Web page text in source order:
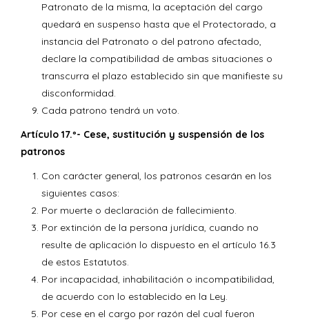
Patronato de la misma, la aceptación del cargo
quedará en suspenso hasta que el Protectorado, a
instancia del Patronato o del patrono afectado,
declare la compatibilidad de ambas situaciones o
transcurra el plazo establecido sin que manifieste su
disconformidad.
Cada patrono tendrá un voto.
Artículo 17.º- Cese, sustitución y suspensión de los
patronos
Con carácter general, los patronos cesarán en los
siguientes casos:
Por muerte o declaración de fallecimiento.
Por extinción de la persona jurídica, cuando no
resulte de aplicación lo dispuesto en el artículo 16.3
de estos Estatutos.
Por incapacidad, inhabilitación o incompatibilidad,
de acuerdo con lo establecido en la Ley.
Por cese en el cargo por razón del cual fueron